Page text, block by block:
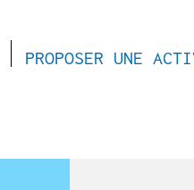
PROPOSER UNE